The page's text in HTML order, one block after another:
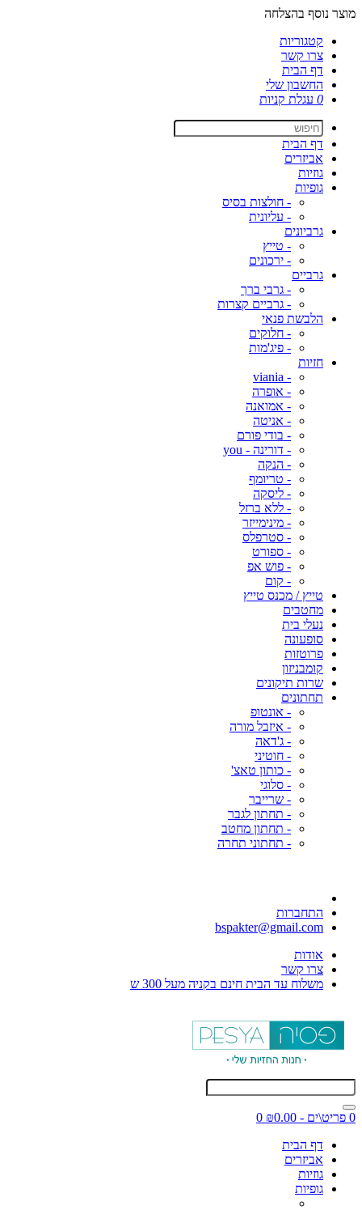
מוצר נוסף בהצלחה
קטגוריות
צרו קשר
דף הבית
החשבון שלי
0 עגלת קניות
דף הבית
אביזרים
גוזיות
גופיות
- חולצות בסיס
- עליונית
גרביונים
- טייץ
- ירכונים
גרביים
- גרבי ברך
- גרביים קצרות
הלבשת פנאי
- חלוקים
- פיג'מות
חזיות
- viania
- אופרה
- אמואנה
- אניטה
- בודי פורם
- דורינה - you
- הנקה
- טריומף
- ליסקה
- ללא ברזל
- מינימייזר
- סטרפלס
- ספורט
- פוש אפ
- קום
טייץ / מכנס טייץ
מחטבים
נעלי בית
סופעונה
פרוטזות
קומבניזון
שרות תיקונים
תחתונים
- אונטופ
- איזבל מורה
- ג'דאה
- חוטיני
- כותון טאצ'
- סלוגי
- שרייבר
- תחתון לגבר
- תחתון מחטב
- תחתוני תחרה
התחברות
bspakter@gmail.com
אודות
צרו קשר
משלוח עד הבית חינם בקניה מעל 300 ש
0 פריט\ים - ₪0.00
0
דף הבית
אביזרים
גוזיות
גופיות